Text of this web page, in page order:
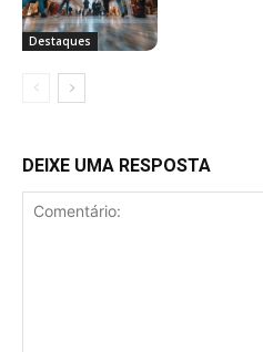
Destaques
DEIXE UMA RESPOSTA